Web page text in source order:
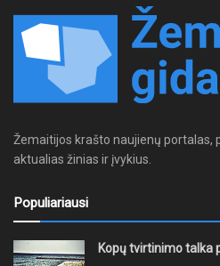
Žemaitijos krašto naujienų portalas,
aktualias žinias ir įvykius.
Populiariausi
Kopų tvirtinimo talka